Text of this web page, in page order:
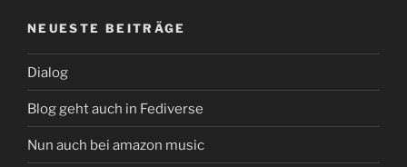
NEUESTE BEITRÄGE
Dialog
Blog geht auch in Fediverse
Nun auch bei amazon music